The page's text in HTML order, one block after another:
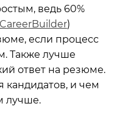
ведь 60%
CareerBuilder)
если процесс
Также лучше
ответ на резюме.
и чем
лучше.